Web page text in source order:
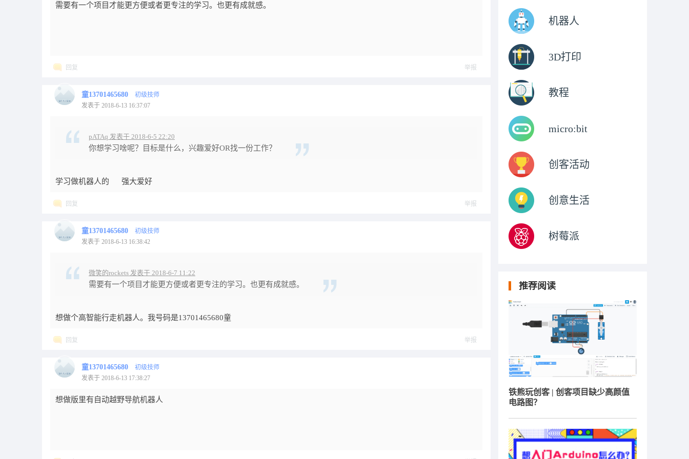
需要有一个项目才能更方便或者更专注的学习。也更有成就感。
回复 举报
童13701465680
初级技师
发表于 2018-6-13 16:37:07
pATAq 发表于 2018-6-5 22:20
你想学习啥呢？目标是什么，兴趣爱好OR找一份工作？
学习做机器人的 强大爱好
回复 举报
童13701465680
初级技师
发表于 2018-6-13 16:38:42
微笑的rockets 发表于 2018-6-7 11:22
需要有一个项目才能更方便或者更专注的学习。也更有成就感。
想做个高智能行走机器人。我号码是13701465680童
回复 举报
童13701465680
初级技师
发表于 2018-6-13 17:38:27
想做版里有自动越野导航机器人
机器人
3D打印
教程
micro:bit
创客活动
创意生活
树莓派
推荐阅读
铁熊玩创客 | 创客项目缺少高颜值
电路图？